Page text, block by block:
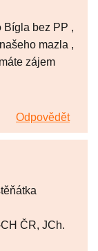
Bígla bez PP ,
mazla ,
zájem
Odpovědět
ČR, JCh.